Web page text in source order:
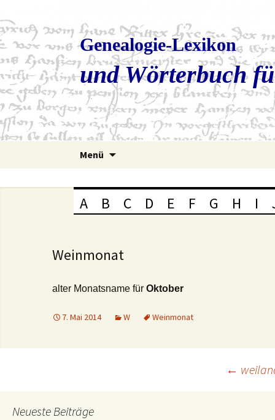
Genealogie-Lexikon
und Wörterbuch
Menü
A B C D E F G H I
Weinmonat
alter Monatsname für Oktober
7. Mai 2014 W Weinmonat
←
Neueste Beiträge